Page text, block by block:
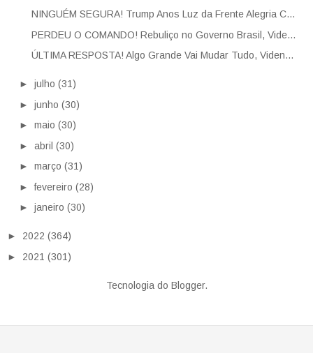
NINGUÉM SEGURA! Trump Anos Luz da Frente Alegria C...
PERDEU O COMANDO! Rebuliço no Governo Brasil, Vide...
ÚLTIMA RESPOSTA! Algo Grande Vai Mudar Tudo, Viden...
► julho (31)
► junho (30)
► maio (30)
► abril (30)
► março (31)
►fevereiro (28)
► janeiro (30)
► 2022 (364)
► 2021 (301)
Tecnologia do Blogger.